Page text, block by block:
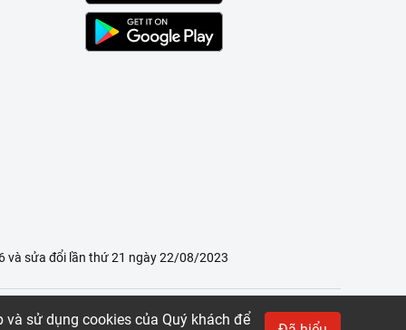
và sửa đổi lần thứ 21 ngày 22/08/2023
sử dụng cookies của Quý khách để